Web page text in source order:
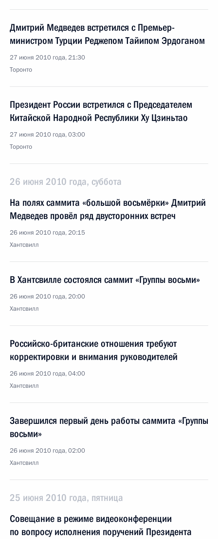
Дмитрий Медведев встретился с Премьер-
министром Турции Реджепом Тайипом Эрдоганом
27 июня 2010 года, 21:30
Торонто
Президент России встретился с Председателем
Китайской Народной Республики Ху Цзиньтао
27 июня 2010 года, 03:00
Торонто
26 июня 2010 года, суббота
На полях саммита «большой восьмёрки» Дмитрий
Медведев провёл ряд двусторонних встреч
26 июня 2010 года, 20:15
Хантсвилл
В Хантсвилле состоялся саммит «Группы восьми»
26 июня 2010 года, 20:00
Хантсвилл
Российско-британские отношения требуют
корректировки и внимания руководителей
26 июня 2010 года, 04:00
Хантсвилл
Завершился первый день работы саммита «Группы
восьми»
26 июня 2010 года, 02:00
Хантсвилл
25 июня 2010 года, пятница
Совещание в режиме видеоконференции
по вопросу исполнения поручений Президента